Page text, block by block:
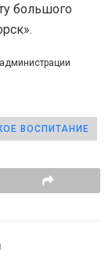
большого
ВОСПИТАНИЕ